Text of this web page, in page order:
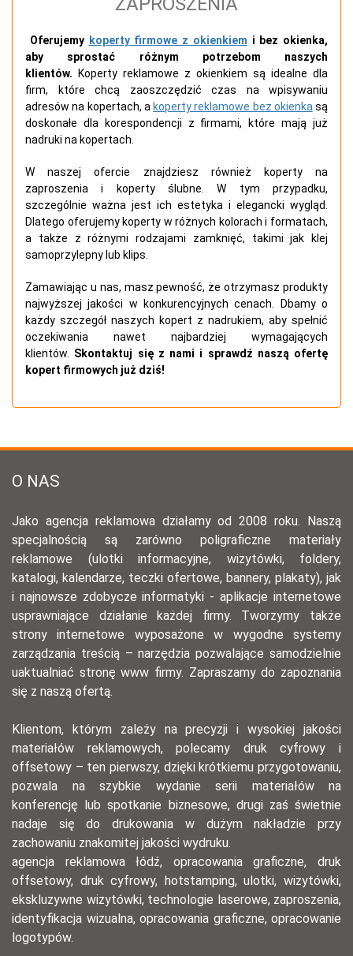
Oferujemy koperty firmowe z okienkiem i bez okienka,
aby sprostać różnym potrzebom naszych
klientów. Koperty reklamowe z okienkiem są idealne dla
firm, które chcą zaoszczędzić czas na wpisywaniu
adresów na kopertach, a koperty reklamowe bez okienka są
doskonałe dla korespondencji z firmami, które mają już
nadruki na kopertach.
W naszej ofercie znajdziesz również koperty na
zaproszenia i koperty ślubne. W tym przypadku,
szczególnie ważna jest ich estetyka i elegancki wygląd.
Dlatego oferujemy koperty w różnych kolorach i formatach,
a także z różnymi rodzajami zamknięć, takimi jak klej
samoprzylepny lub klips.
Zamawiając u nas, masz pewność, że otrzymasz produkty
najwyższej jakości w konkurencyjnych cenach. Dbamy o
każdy szczegół naszych kopert z nadrukiem, aby spełnić
oczekiwania nawet najbardziej wymagających
klientów. Skontaktuj się z nami i sprawdź naszą ofertę
kopert firmowych już dziś!
O NAS
Jako agencja reklamowa działamy od 2008 roku. Naszą
specjalnością są zarówno poligraficzne materiały
reklamowe (ulotki informacyjne, wizytówki, foldery,
katalogi, kalendarze, teczki ofertowe, bannery, plakaty), jak
i najnowsze zdobycze informatyki - aplikacje internetowe
usprawniające działanie każdej firmy. Tworzymy także
strony internetowe wyposażone w wygodne systemy
zarządzania treścią – narzędzia pozwalające samodzielnie
uaktualniać stronę www firmy. Zapraszamy do zapoznania
się z naszą ofertą.
Klientom, którym zależy na precyzji i wysokiej jakości
materiałów reklamowych, polecamy druk cyfrowy i
offsetowy – ten pierwszy, dzięki krótkiemu przygotowaniu,
pozwala na szybkie wydanie serii materiałów na
konferencję lub spotkanie biznesowe, drugi zaś świetnie
nadaje się do drukowania w dużym nakładzie przy
zachowaniu znakomitej jakości wydruku.
agencja reklamowa łódź, opracowania graficzne, druk
offsetowy, druk cyfrowy, hotstamping, ulotki, wizytówki,
ekskluzywne wizytówki, technologie laserowe, zaproszenia,
identyfikacja wizualna, opracowania graficzne, opracowanie
logotypów.